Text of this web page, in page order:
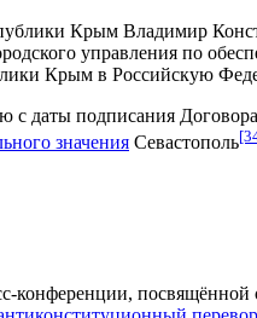
Крым Владимир
управления по
Крым в Российскую
с даты подписания
значения Севастополь
конференции, посвящённой